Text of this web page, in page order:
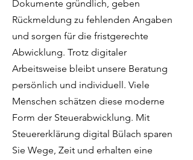
Dokumente gründlich, geben
Rückmeldung zu fehlenden Angaben
und sorgen für die fristgerechte
Abwicklung. Trotz digitaler
Arbeitsweise bleibt unsere Beratung
persönlich und individuell. Viele
Menschen schätzen diese moderne
Form der Steuerabwicklung. Mit
Steuererklärung digital Bülach sparen
Sie Wege, Zeit und erhalten eine